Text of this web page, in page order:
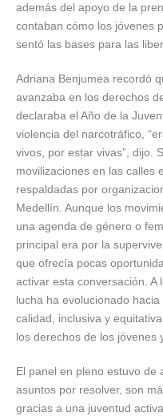
además del apoyo de la
contaban cómo los jóvenes
sentó las bases para las
Adriana Benjumea recordó
avanzaba en los derechos
declaraba el Año de la
violencia del narcotráfico,
vivos, por estar vivas”, dijo.
movilizaciones en las calles
respaldadas por
Medellín. Aunque los
una agenda de género o
principal era por la
que ofrecía pocas
activar esta conversación. A
lucha ha evolucionado
calidad, inclusiva y
los derechos de los jóvenes
El panel en pleno estuvo de
asuntos por resolver, son
gracias a una juventud